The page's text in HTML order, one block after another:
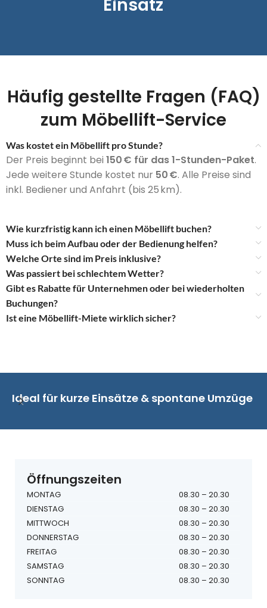
Einsatz
Häufig gestellte Fragen (FAQ)
zum Möbellift-Service
Was kostet ein Möbellift pro Stunde?
Der Preis beginnt bei 150 € für das 1-Stunden-Paket.
Jede weitere Stunde kostet nur 50 €. Alle Preise sind
inkl. Bediener und Anfahrt (bis 25 km).
Wie kurzfristig kann ich einen Möbellift buchen?
Muss ich beim Aufbau oder der Bedienung helfen?
Welche Orte sind im Preis inklusive?
Was passiert bei schlechtem Wetter?
Gibt es Rabatte für Unternehmen oder bei wiederholten
Buchungen?
Ist eine Möbellift-Miete wirklich sicher?
Ideal für kurze Einsätze & spontane Umzüge
Öffnungszeiten
MONTAG
08.30 – 20.30
DIENSTAG
08.30 – 20.30
MITTWOCH
08.30 – 20.30
DONNERSTAG
08.30 – 20.30
FREITAG
08.30 – 20.30
SAMSTAG
08.30 – 20.30
SONNTAG
08.30 – 20.30